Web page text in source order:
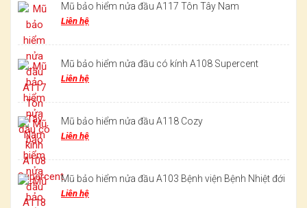
Mũ bảo hiểm nửa đầu A117 Tôn Tây Nam
Liên hệ
Mũ bảo hiểm nửa đầu có kính A108 Supercent
Liên hệ
Mũ bảo hiểm nửa đầu A118 Cozy
Liên hệ
Mũ bảo hiểm nửa đầu A103 Bệnh viện Bệnh Nhiệt đới
Liên hệ